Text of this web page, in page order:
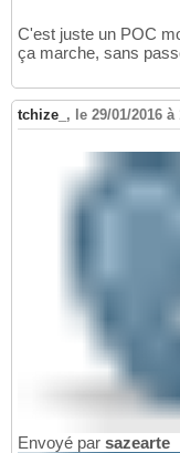
C'est juste un POC
ça marche, sans
tchize_ , le 29/01/2016 à
Envoyé par sazearte